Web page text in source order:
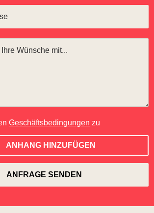
Geschäftsbedingungen zu
ANHANG HINZUFÜGEN